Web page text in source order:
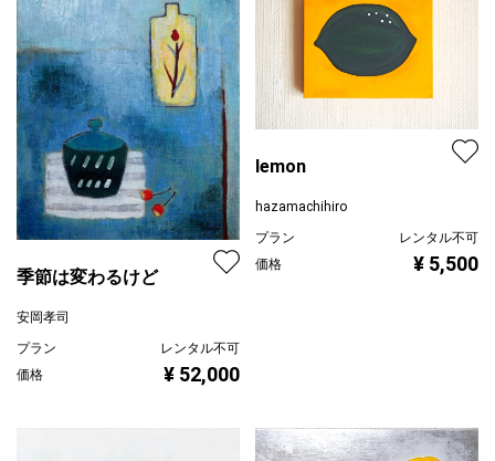
季節は変わるけど
安岡孝司
プラン
レンタル不可
価格
¥ 52,000
lemon
hazamachihiro
プラン
レンタル不可
価格
¥ 5,500